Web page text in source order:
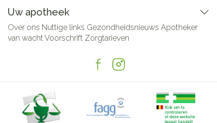
Uw apotheek
Over ons Nuttige links Gezondheidsnieuws Apotheker
van wachtVoorschrift Zorgtarieven